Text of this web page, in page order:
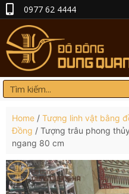
0977 62 4444
Home / Tượng linh vật bằng
Đồng / Tượng trâu phong
ngang 80 cm